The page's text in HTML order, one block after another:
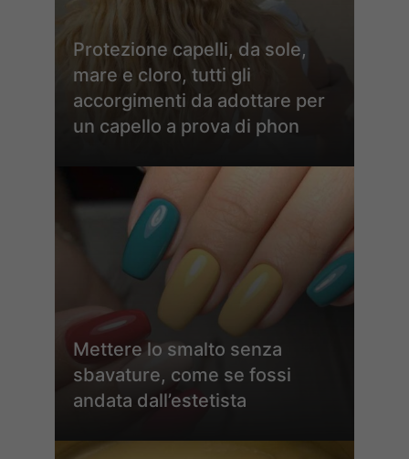
Protezione capelli, da sole,
mare e cloro, tutti gli
accorgimenti da adottare per
un capello a prova di phon
Mettere lo smalto senza
sbavature, come se fossi
andata dall’estetista